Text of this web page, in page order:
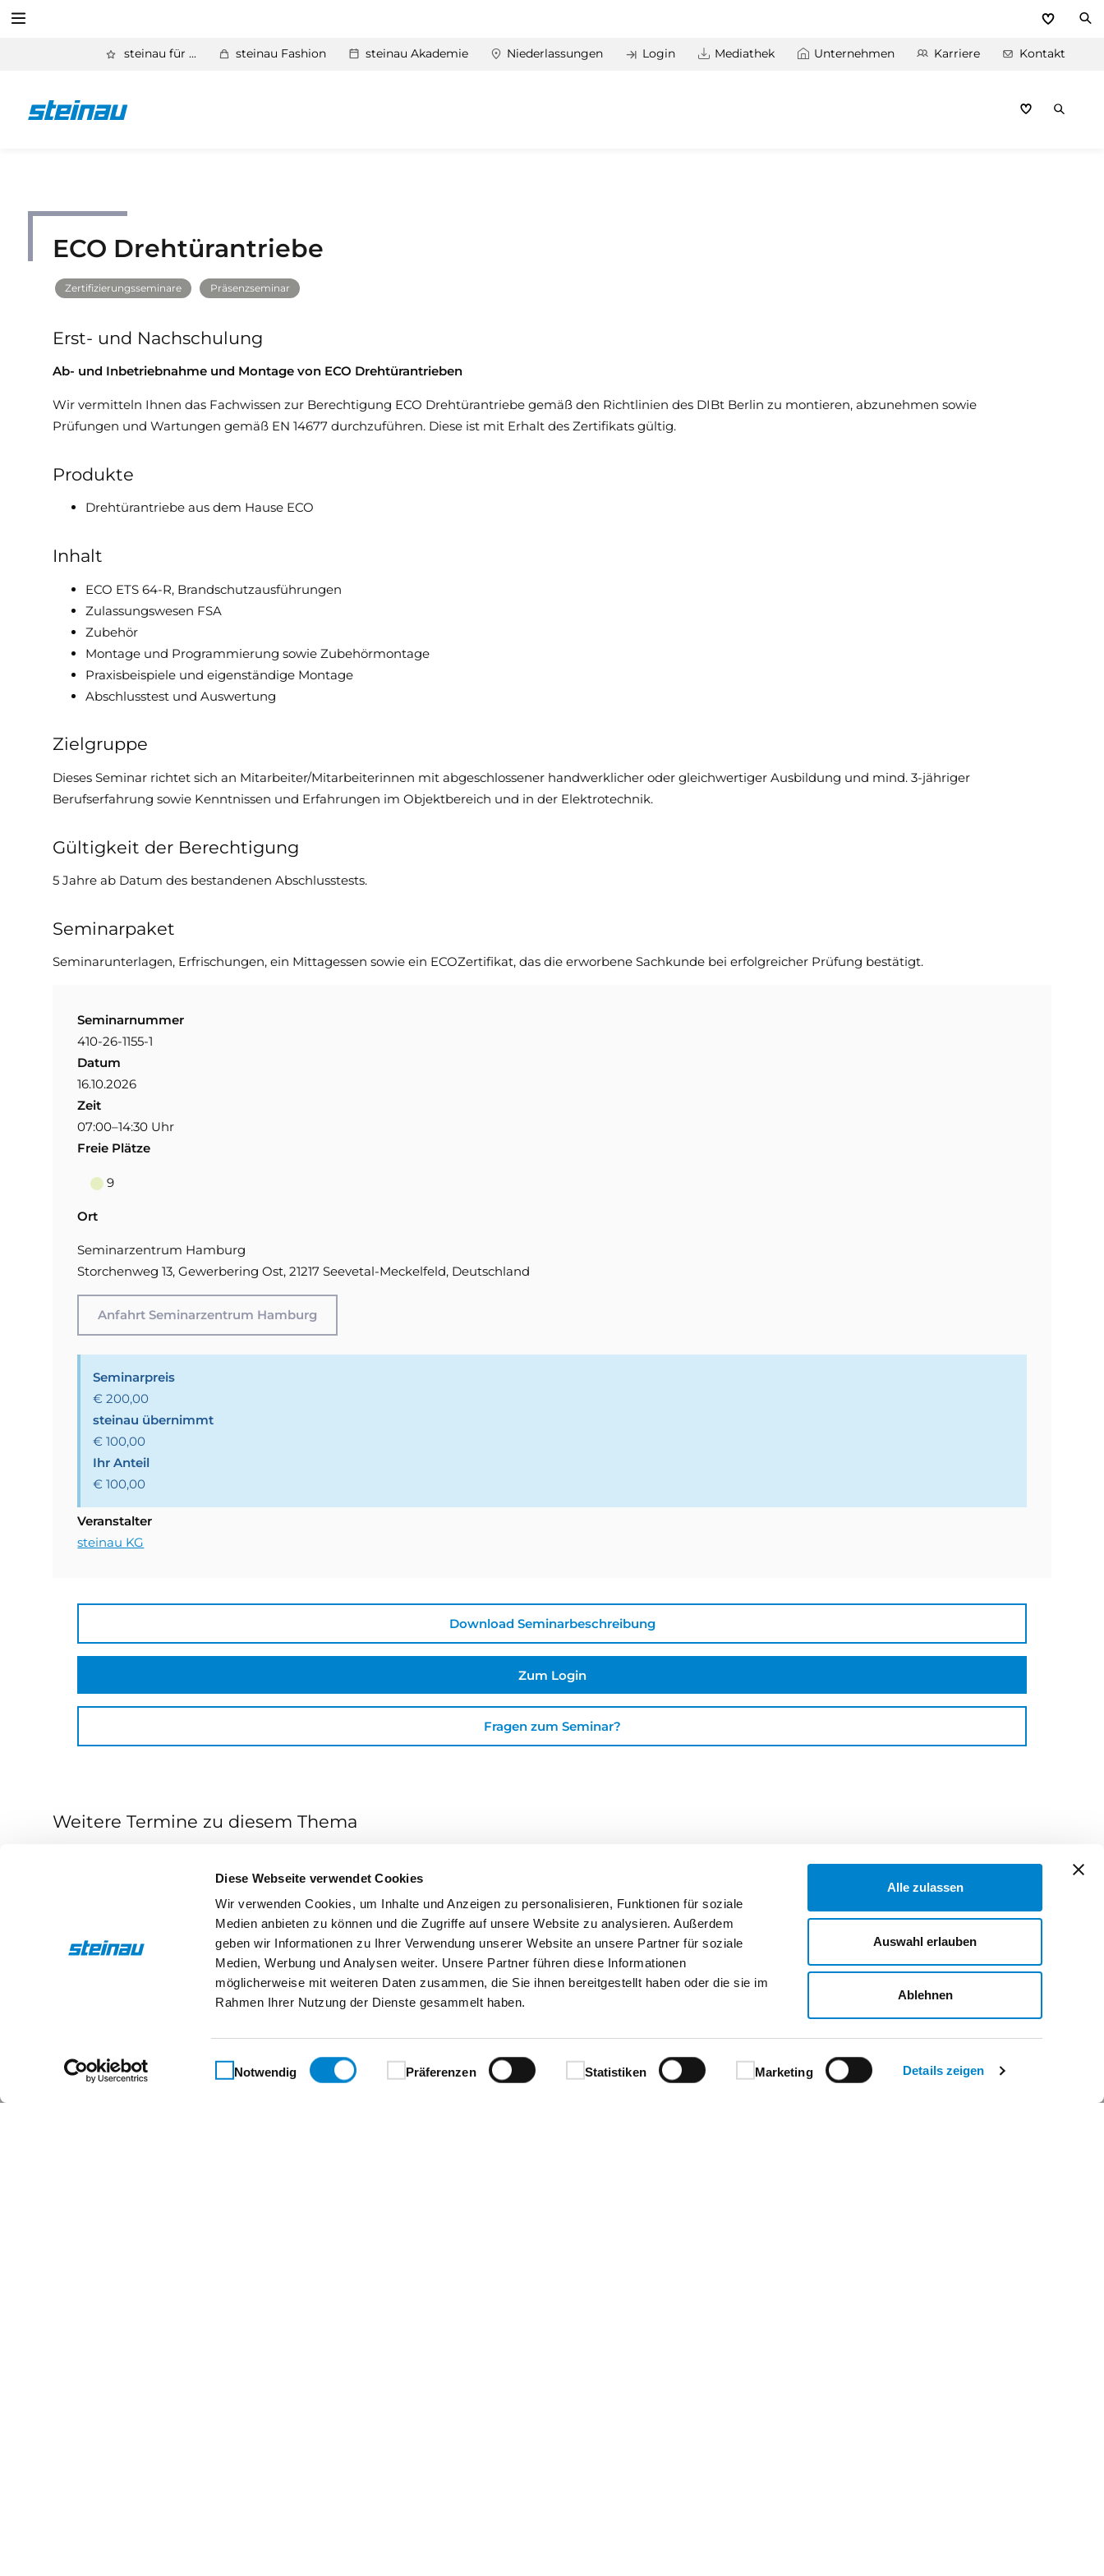
Diese Webseite verwendet Cookies
Wir verwenden Cookies, um Inhalte und Anzeigen zu personalisieren, Funktionen für soziale
Medien anbieten zu können und die Zugriffe auf unsere Website zu analysieren. Außerdem
geben wir Informationen zu Ihrer Verwendung unserer Website an unsere Partner für soziale
Medien, Werbung und Analysen weiter. Unsere Partner führen diese Informationen
möglicherweise mit weiteren Daten zusammen, die Sie ihnen bereitgestellt haben oder die sie im
Rahmen Ihrer Nutzung der Dienste gesammelt haben.
Einwilligungsauswahl
Notwendig
Präferenzen Statistiken Marketing Details zeigen
Alle zulassen
Auswahl erlauben
Ablehnen
Service
steinau für ... steinau Fashion steinau Akademie Niederlassungen Login Mediathek Unternehmen Karriere Kontakt
ECO Drehtürantriebe
Zertifizierungsseminare Präsenzseminar
Erst- und Nachschulung
Ab- und Inbetriebnahme und Montage von ECO Drehtürantrieben
Wir vermitteln Ihnen das Fachwissen zur Berechtigung ECO Drehtürantriebe gemäß den Richtlinien des DIBt Berlin zu montieren, abzunehmen sowie
Prüfungen und Wartungen gemäß EN 14677 durchzuführen. Diese ist mit Erhalt des Zertifikats gültig.
Produkte
Drehtürantriebe aus dem Hause ECO
Inhalt
ECO ETS 64-R, Brandschutzausführungen
Zulassungswesen FSA
Zubehör
Montage und Programmierung sowie Zubehörmontage
Praxisbeispiele und eigenständige Montage
Abschlusstest und Auswertung
Zielgruppe
Dieses Seminar richtet sich an Mitarbeiter/Mitarbeiterinnen mit abgeschlossener handwerklicher oder gleichwertiger Ausbildung und mind. 3-jähriger
Berufserfahrung sowie Kenntnissen und Erfahrungen im Objektbereich und in der Elektrotechnik.
Gültigkeit der Berechtigung
5 Jahre ab Datum des bestandenen Abschlusstests.
Seminarpaket
Seminarunterlagen, Erfrischungen, ein Mittagessen sowie ein ECOZertifikat, das die erworbene Sachkunde bei erfolgreicher Prüfung bestätigt.
Seminarnummer
410-26-1155-1
Datum
16.10.2026
Zeit
07:00–14:30 Uhr
Freie Plätze
9
Ort
Seminarzentrum Hamburg
Storchenweg 13, Gewerbering Ost, 21217 Seevetal-Meckelfeld, Deutschland
Anfahrt Seminarzentrum Hamburg
Seminarpreis
€ 200,00
steinau übernimmt
€ 100,00
Ihr Anteil
€ 100,00
Veranstalter
steinau KG
Download Seminarbeschreibung
Zum Login
Fragen zum Seminar?
Weitere Termine zu diesem Thema
Präsenzseminar
ECO Drehtürantriebe
Datum: 13.11.2026 Ort: Olching Seminarnummer: 420-26-1155-1